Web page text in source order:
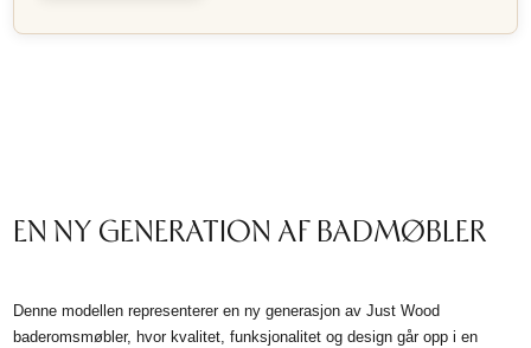
EN NY GENERATION AF BADMØBLER
Denne modellen representerer en ny generasjon av Just Wood
baderomsmøbler, hvor kvalitet, funksjonalitet og design går opp i en